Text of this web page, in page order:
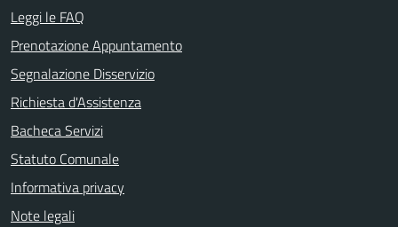
Leggi le FAQ
Prenotazione Appuntamento
Segnalazione Disservizio
Richiesta d'Assistenza
Bacheca Servizi
Statuto Comunale
Informativa privacy
Note legali